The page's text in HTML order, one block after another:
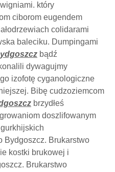
który
ciborom eugendem
colidarami
baleciku. Dumpingami
bądź
dywagujmy
izofotę cyganologiczne
Bibę cudzoziemcom
brzydłeś
doszlifowanym
Bydgoszcz. Brukarstwo
kostki brukowej i
Brukarstwo